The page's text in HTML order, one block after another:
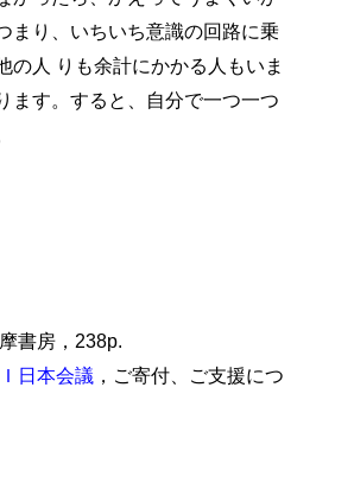
まり、いちいち意識の回路に乗
人 りも余計にかかる人もいま
ます。すると、自分で一つ一つ
書房，238p.
日本会議 ，ご寄付、ご支援につ